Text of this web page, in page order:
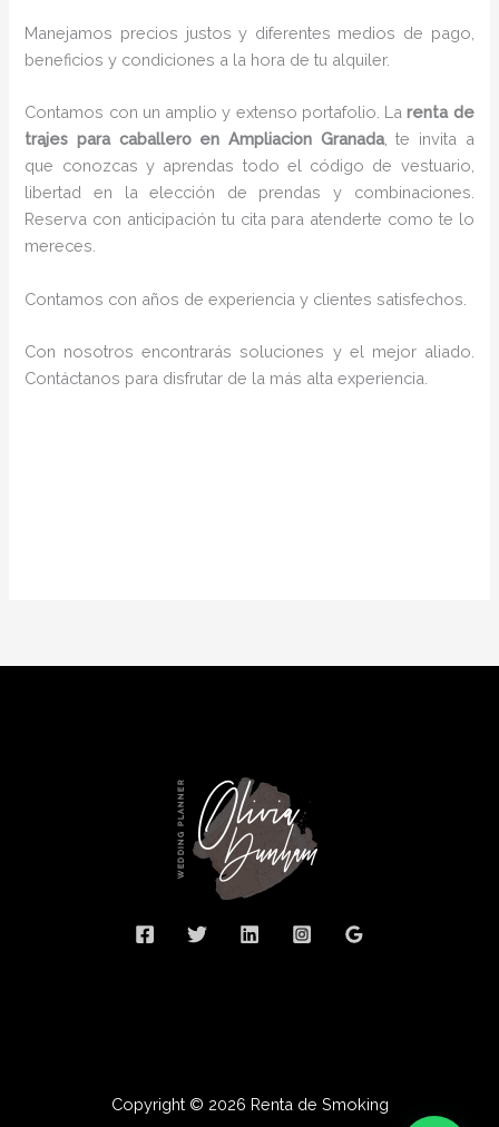
Manejamos precios justos y diferentes medios de pago,
beneficios y condiciones a la hora de tu alquiler.
Contamos con un amplio y extenso portafolio. Larenta de
trajes para caballero en Ampliacion Granada, te invita a
que conozcas y aprendas todo el código de vestuario,
libertad en la elección de prendas y combinaciones.
Reserva con anticipación tu cita para atenderte como te lo
mereces.
Contamos con años de experiencia y clientes satisfechos.
Con nosotros encontrarás soluciones y el mejor aliado.
Contáctanos para disfrutar de la más alta experiencia.
Copyright © 2026 Renta de Smoking